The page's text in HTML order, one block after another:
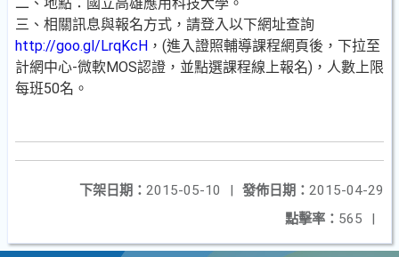
三、相關訊息與報名方式，請登入以下網址查詢
http://goo.gl/LrqKcH ，(進入證照輔導課程網頁後，下拉至
計網中心-微軟MOS認證，並點選課程線上報名)，人數上限
每班50名。
發佈日期： 2015-04-29
下架日期： 2015-05-10
|
點擊率： 565 |